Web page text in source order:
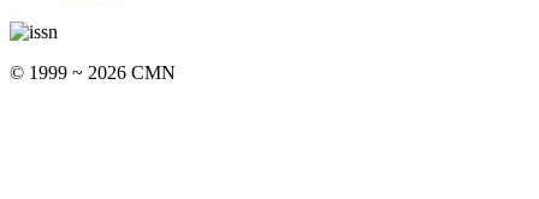
© 1999 ~ 2026 CMN